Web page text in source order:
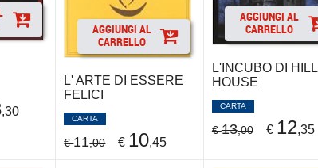
,30
AGGIUNGI AL
CARRELLO
L' ARTE DI ESSERE
FELICI
CARTA
€11,00 € 10,45
AGGIUNGI AL
CARRELLO
L'INCUBO DI HILL
HOUSE
CARTA
€13,00 € 12,35